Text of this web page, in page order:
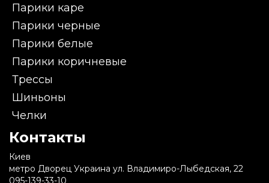
Парики каре
Парики черные
Парики белые
Парики коричневые
Трессы
Шиньоны
Челки
Контакты
Киев
метро Дворец Украина ул. Владимиро-Лыбедская, 22
095-139-33-10